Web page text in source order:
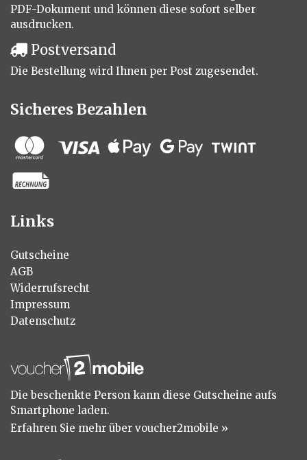
PDF-Dokument und können diese sofort selber
ausdrucken.
Postversand
Die Bestellung wird Ihnen per Post zugesendet.
Sicheres Bezahlen
Links
Gutscheine
AGB
Widerrufsrecht
Impressum
Datenschutz
Die beschenkte Person kann diese Gutscheine aufs
Smartphone laden.
Erfahren Sie mehr über voucher2mobile »